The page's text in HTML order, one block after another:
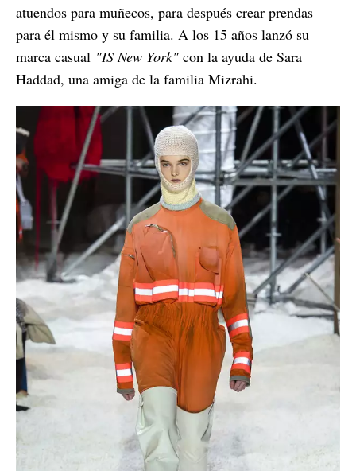
atuendos para muñecos, para después crear prendas
para él mismo y su familia. A los 15 años lanzó su
marca casual "IS New York" con la ayuda de Sara
Haddad, una amiga de la familia Mizrahi.